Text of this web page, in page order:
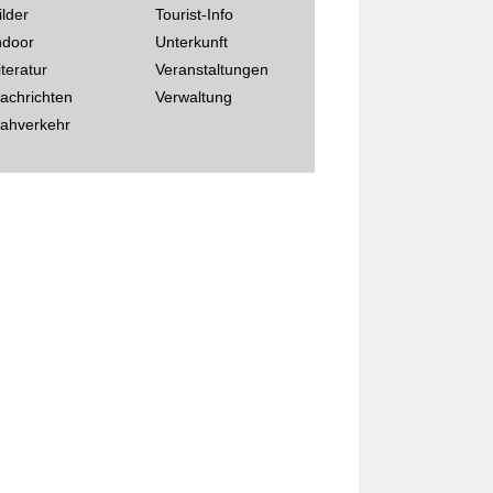
Tourist-Info
Unterkunft
Veranstaltungen
Verwaltung